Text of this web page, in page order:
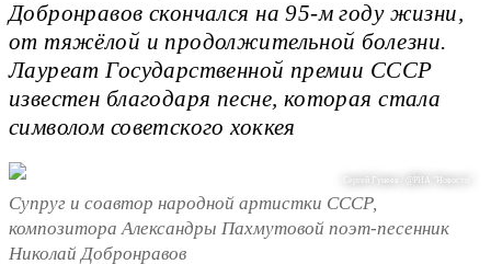
Добронравов скончался на 95-м году жизни,
от тяжёлой и продолжительной болезни.
Лауреат Государственной премии СССР
известен благодаря песне, которая стала
символом советского хоккея
Сергей Гунеев / @РИА "Новости"
Супруг и соавтор народной артистки СССР,
композитора Александры Пахмутовой поэт-песенник
Николай Добронравов